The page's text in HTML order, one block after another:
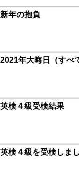
新年の抱負
2021年大晦日（すべ
英検４級受検結果
英検４級を受検しま